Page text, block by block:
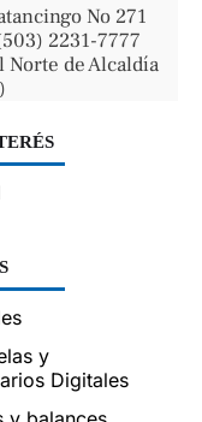
No 271
2231-7777
Norte de Alcaldía
y
Digitales